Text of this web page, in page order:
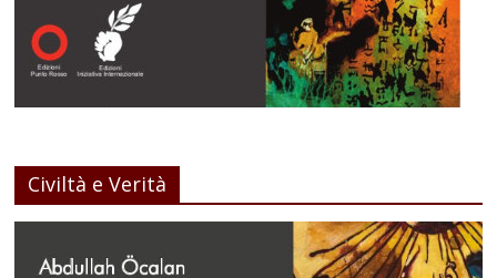
Civiltà e Verità